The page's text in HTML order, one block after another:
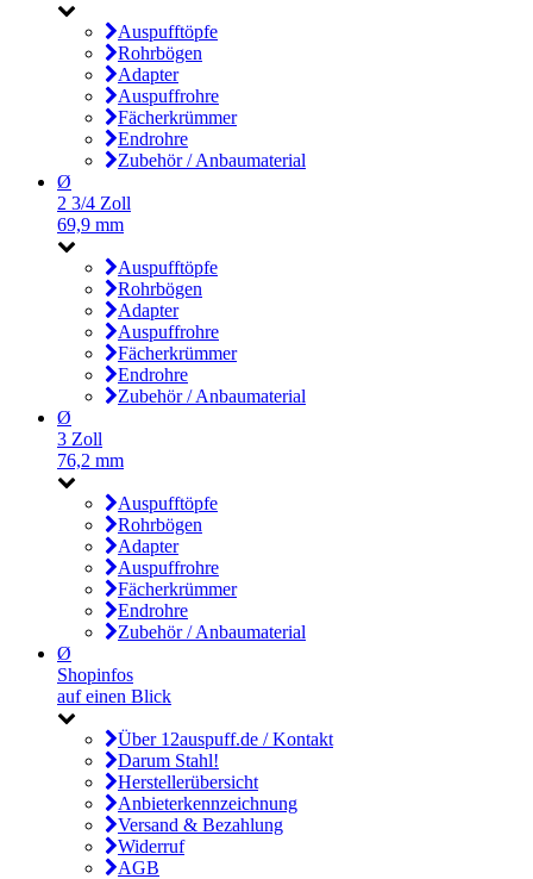
Auspufftöpfe
Rohrbögen
Adapter
Auspuffrohre
Fächerkrümmer
Endrohre
Zubehör / Anbaumaterial
Ø
2 3/4 Zoll
69,9 mm
Auspufftöpfe
Rohrbögen
Adapter
Auspuffrohre
Fächerkrümmer
Endrohre
Zubehör / Anbaumaterial
Ø
3 Zoll
76,2 mm
Auspufftöpfe
Rohrbögen
Adapter
Auspuffrohre
Fächerkrümmer
Endrohre
Zubehör / Anbaumaterial
Ø
Shopinfos
auf einen Blick
Über 12auspuff.de / Kontakt
Darum Stahl!
Herstellerübersicht
Anbieterkennzeichnung
Versand & Bezahlung
Widerruf
AGB